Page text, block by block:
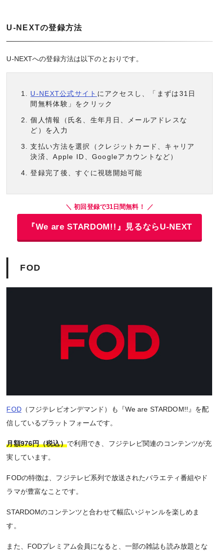
U-NEXTの登録方法
U-NEXTへの登録方法は以下のとおりです。
U-NEXT公式サイト にアクセスし、「まずは31日
間無料体験」をクリック
個人情報（氏名、生年月日、メールアドレスな
ど）を入力
支払い方法を選択（クレジットカード、キャリア
決済、Apple ID、Googleアカウントなど）
登録完了後、すぐに視聴開始可能
＼ 初回登録で31日間無料！ ／
『We are STARDOM!!』見るならU-NEXT
FOD
FOD（フジテレビオンデマンド）も『We are STARDOM!!』を配
信しているプラットフォームです。
月額976円（税込）で利用でき、フジテレビ関連のコンテンツが充
実しています。
FODの特徴は、フジテレビ系列で放送されたバラエティ番組やド
ラマが豊富なことです。
STARDOMのコンテンツと合わせて幅広いジャンルを楽しめま
す。
また、FODプレミアム会員になると、一部の雑誌も読み放題とな